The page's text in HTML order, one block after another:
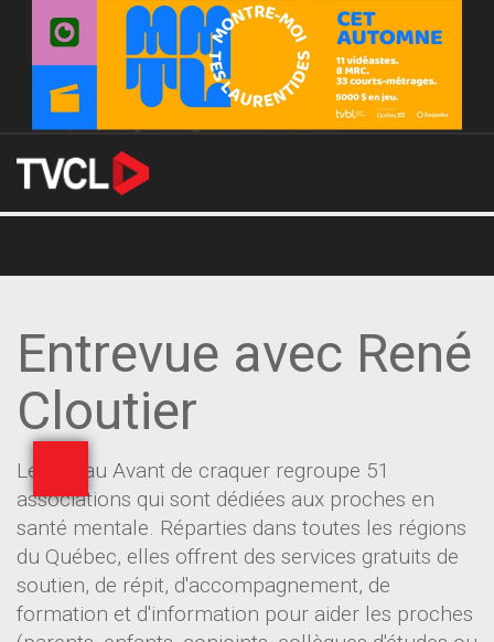
Entrevue avec René
Cloutier
Le réseau Avant de craquer regroupe 51
associations qui sont dédiées aux proches en
santé mentale. Réparties dans toutes les régions
du Québec, elles offrent des services gratuits de
soutien, de répit, d'accompagnement, de
formation et d'information pour aider les proches